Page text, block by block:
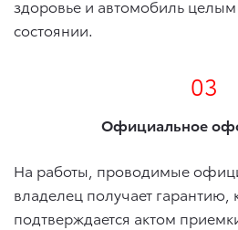
здоровье и автомобиль
состоянии.
03
Официальное
На работы, проводимые
владелец получает гарантию,
подтверждается актом